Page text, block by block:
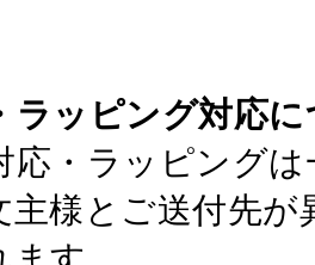
ラッピング対応
応・ラッピング
主様とご送付先